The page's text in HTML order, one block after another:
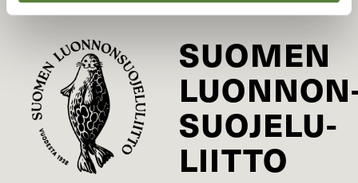
SUOMEN
SUOJELU­
LIITTO